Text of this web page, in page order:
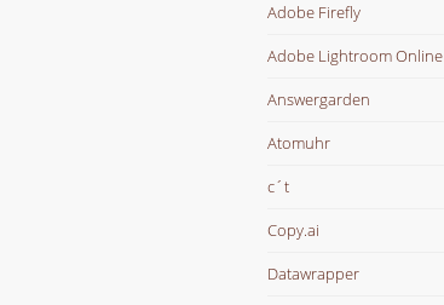
Adobe Firefly
Adobe Lightroom Online
Answergarden
Atomuhr
c´t
Copy.ai
Datawrapper